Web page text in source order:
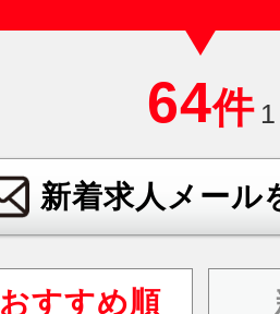
64件
新着求人メール
おすすめ順